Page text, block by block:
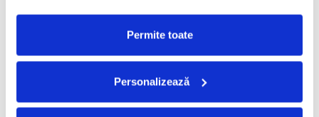
Permite toate
Personalizează
PRODUSE ALTERNATIVE